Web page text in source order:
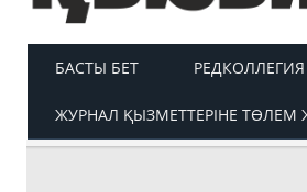
БАСТЫ БЕТ РЕДКОЛЛЕГИЯ
ЖУРНАЛ ҚЫЗМЕТТЕРІНЕ ТӨЛЕМ